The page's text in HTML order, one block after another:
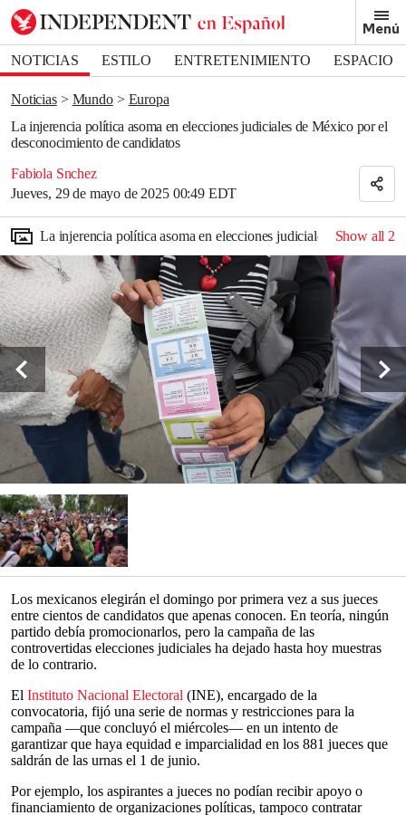
Menú
NOTICIAS ESTILO ENTRETENIMIENTO
ESPACIO
DEPORTES
Noticias Mundo
Europa
La injerencia política asoma en elecciones judiciales de México por el
desconocimiento de candidatos
Fabiola Snchez
Jueves, 29 de mayo de 2025 00:49 EDT
Bookmark popover
Removed from bookmarks
Close popover
La injerencia política asoma en elecciones judiciales de México
Show all 2
Los mexicanos elegirán el domingo por primera vez a sus jueces
entre cientos de candidatos que apenas conocen. En teoría, ningún
partido debía promocionarlos, pero la campaña de las
controvertidas elecciones judiciales ha dejado hasta hoy muestras
de lo contrario.
El Instituto Nacional Electoral (INE), encargado de la
convocatoria, fijó una serie de normas y restricciones para la
campaña —que concluyó el miércoles— en un intento de
garantizar que haya equidad e imparcialidad en los 881 jueces que
saldrán de las urnas el 1 de junio.
Por ejemplo, los aspirantes a jueces no podían recibir apoyo o
financiamiento de organizaciones políticas, tampoco contratar